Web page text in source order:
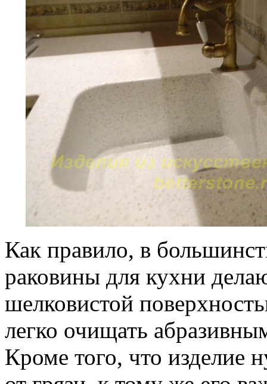
Как правило, в
раковины для кухни
шелковистой
легко очищать
Кроме того, что изделие